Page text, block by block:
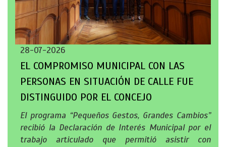
28-07-2026
EL COMPROMISO MUNICIPAL CON LAS
PERSONAS EN SITUACIÓN DE CALLE FUE
DISTINGUIDO POR EL CONCEJO
El programa “Pequeños Gestos, Grandes Cambios”
recibió la Declaración de Interés Municipal por el
trabajo articulado que permitió asistir con